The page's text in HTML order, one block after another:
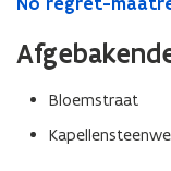
Bloemstraat